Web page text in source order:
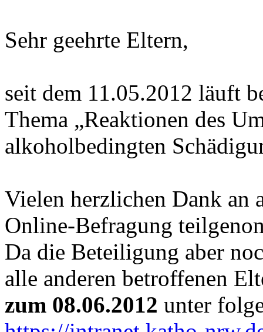
Sehr geehrte Eltern,
seit dem 11.05.2012 läuft
Thema „Reaktionen des
alkoholbedingten
Vielen herzlichen Dank an
Online-Befragung
Da die Beteiligung aber
alle anderen betroffenen
zum 08.06.2012 unter